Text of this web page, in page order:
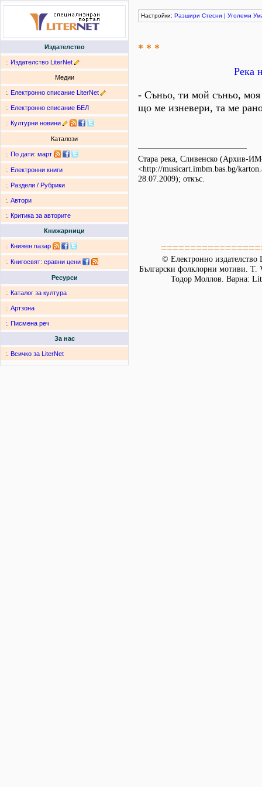
Издателство
:. Издателство LiterNet
Медии
:. Електронно списание LiterNet
:. Електронно списание БЕЛ
:. Културни новини
Каталози
:. По дати: март
:. Електронни книги
:. Раздели / Рубрики
:. Автори
:. Критика за авторите
Книжарници
:. Книжен пазар
:. Книгосвят: сравни цени
Ресурси
:. Каталог за култура
:. Артзона
:. Писмена реч
За нас
:. Всичко за LiterNet
Настройки: Разшири Стесни | Уголеми
* * *
Река
- Съньо, ти мой съньо, моя
що ме изневери, та ме
Стара река, Сливенско (Архив-
<http://musicart.imbm.bas.bg/
28.07.2009); откъс.
© Електронно издателство
Български фолклорни мотиви.
Тодор Моллов. Варна: